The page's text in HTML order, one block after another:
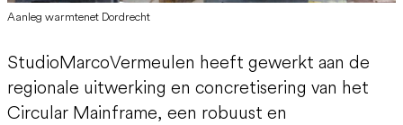
Aanleg warmtenet Dordrecht
StudioMarcoVermeulen heeft gewerkt aan de
regionale uitwerking en concretisering van het
Circular Mainframe, een robuust en